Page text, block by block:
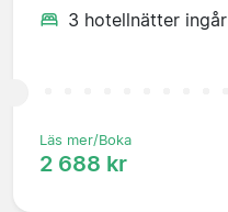
3 hotellnätter ingår
Läs mer/Boka
2 688 kr